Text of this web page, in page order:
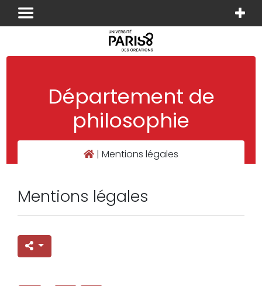
Panneau de gestion des cookies
Département de
philosophie
| Mentions légales
Mentions légales